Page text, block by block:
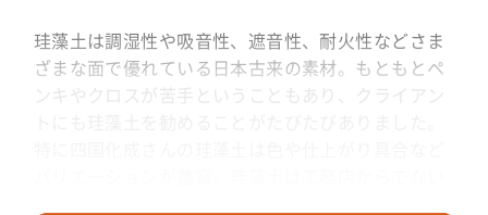
珪藻土は調湿性や吸音性、遮音性、耐火性などさま
ざまな面で優れている日本古来の素材。もともとペ
ンキやクロスが苦手ということもあり、クライアン